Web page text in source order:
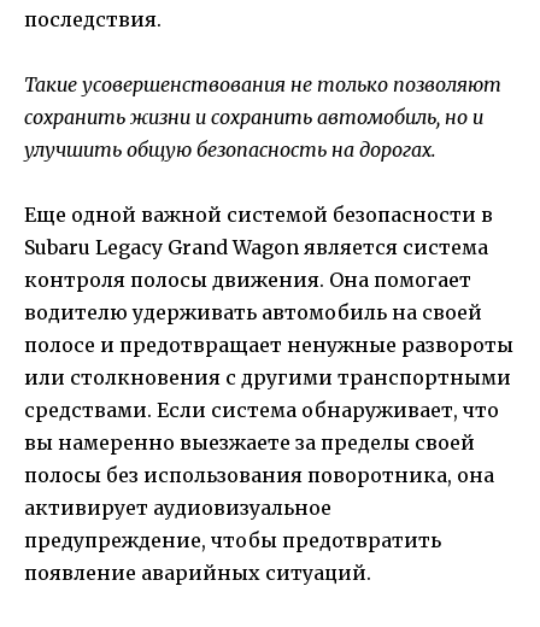
последствия.
Такие усовершенствования не только позволяют
сохранить жизни и сохранить автомобиль, но и
улучшить общую безопасность на дорогах.
Еще одной важной системой безопасности в
Subaru Legacy Grand Wagon является система
контроля полосы движения. Она помогает
водителю удерживать автомобиль на своей
полосе и предотвращает ненужные развороты
или столкновения с другими транспортными
средствами. Если система обнаруживает, что
вы намеренно выезжаете за пределы своей
полосы без использования поворотника, она
активирует аудиовизуальное
предупреждение, чтобы предотвратить
появление аварийных ситуаций.